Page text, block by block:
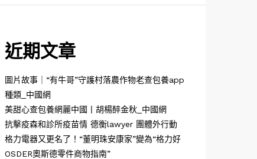
近期文章
圖片故事｜“有牛哥”守護村落農作物老查包養app
種類_中國網
美甜心查包養網麗中國丨胡楊醉金秋_中國網
抗擊疫森和診所疫苗情 德衡lawyer 團體外行動
格力電器又更名了！“董明珠安康家”變為“格力好
OSDER奧斯德零件商物指南”